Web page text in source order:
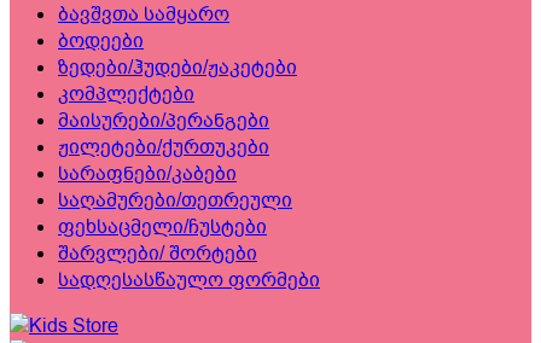
ბავშვთა სამყარო
ბოდეები
ზედები/ჰუდები/ჟაკეტები
კომპლექტები
მაისურები/პერანგები
ჟილეტები/ქურთუკები
სარაფნები/კაბები
საღამურები/თეთრეული
ფეხსაცმელი/ჩუსტები
შარვლები/ შორტები
სადღესასწაულო ფორმები